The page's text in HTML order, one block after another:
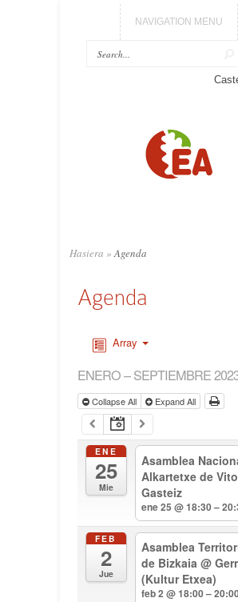
NAVIGATION MENU
Hasiera » Agenda
Agenda
Array
ENERO – SEPTIEMBRE
Collapse All Expand All
ENE
25
Mie
Asamblea
Alkartetxe de
Gasteiz
ene 25 @ 18:30 –
FEB
2
Jue
Asamblea
de Bizkaia@
(Kultur Etxea)
feb 2 @ 18:00 –